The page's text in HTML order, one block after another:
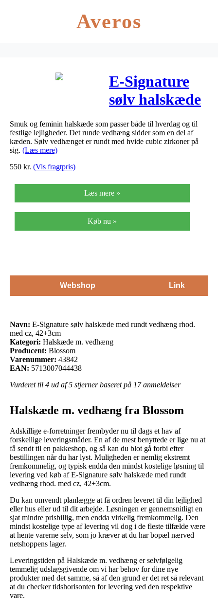
Averos
E-Signature
sølv halskæde
med rundt
vedhæng
Smuk og feminin halskæde som passer både til hverdag og til
festlige lejligheder. Det runde vedhæng sidder som en del af
kæden. Sølv vedhænget er rundt med hvide cubic zirkoner på
sig. (Læs mere)
550 kr. (Vis fragtpris)
Læs mere »
Køb nu »
Webshop Link
Navn: E-Signature sølv halskæde med rundt vedhæng rhod.
med cz, 42+3cm
Kategori: Halskæde m. vedhæng
Producent: Blossom
Varenummer: 43842
EAN: 5713007044438
Vurderet til 4 ud af 5 stjerner baseret på 17anmeldelser
Halskæde m. vedhæng fra Blossom
Adskillige e-forretninger frembyder nu til dags et hav af
forskellige leveringsmåder. En af de mest benyttede er lige nu at
få sendt til en pakkeshop, og så kan du blot gå forbi efter
bestillingen når du har lyst. Muligheden er nemlig ekstremt
fremkommelig, og typisk endda den mindst kostelige løsning til
levering ved køb af E-Signature sølv halskæde med rundt
vedhæng rhod. med cz, 42+3cm.
Du kan omvendt planlægge at få ordren leveret til din lejlighed
eller hus eller ud til dit arbejde. Løsningen er gennemsnitligt en
sjat mindre prisbillig, men endda virkelig fremkommelig. Den
mindst kostelige type af levering vil dog i de fleste tilfælde være
at hente varerne selv, som jo kræver at du har bopæl nærved
netshoppens lager.
Leveringstiden på Halskæde m. vedhæng er selvfølgelig
temmelig udslagsgivende om vi har behov for dine nye
produkter med det samme, så af den grund er det ret så relevant
at du checker tidshorisonten for levering ved den respektive
vare.